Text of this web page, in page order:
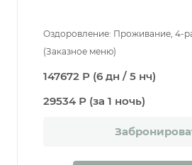
Оздоровление: Проживание, 4-
(Заказное меню)
147672 Р (6 дн / 5 нч)
29534 Р (за 1 ночь)